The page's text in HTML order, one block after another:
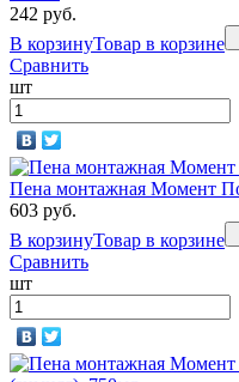
242 руб.
В корзинуТовар в корзине
Сравнить
шт
Пена монтажная Момент
603 руб.
В корзинуТовар в корзине
Сравнить
шт